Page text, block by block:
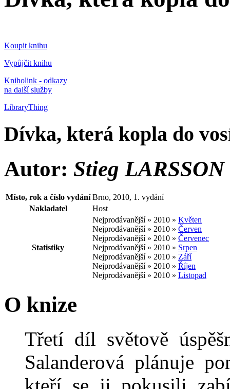
Koupit knihu
Vypůjčit knihu
Kniholink - odkazy
na další služby
LibraryThing
Dívka, která kopla do
Autor: Stieg LARSSON
Místo, rok a číslo vydání Brno, 2010, 1. vydání
Nakladatel
Host
Statistiky
Nejprodávanější » 2010 » Květen
Nejprodávanější » 2010 » Červen
Nejprodávanější » 2010 » Červenec
Nejprodávanější » 2010 » Srpen
Nejprodávanější » 2010 » Září
Nejprodávanější » 2010 » Říjen
Nejprodávanější » 2010 » Listopad
O knize
Třetí díl světově
Salanderová plánuje